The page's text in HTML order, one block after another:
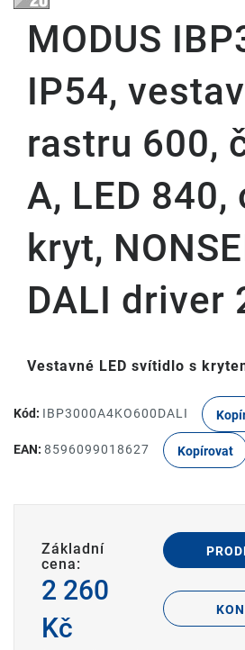
MODUS
IP54,
rastru 600,
A, LED 840,
kryt,
DALI driver
Vestavné LED svítidlo s
Kód: IBP3000A4KO600DALI
EAN: 8596099018627 Kopírovat
Základní
cena:
2 260
Kč